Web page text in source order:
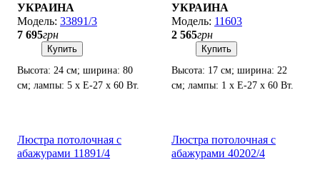
УКРАИНА
33891/3
7 695грн
Купить
Высота: 24 см; ширина: 80
см; лампы: 5 х Е-27 х 60 Вт.
УКРАИНА
11603
2 565грн
Купить
Высота: 17 см; ширина: 22
см; лампы: 1 х Е-27 х 60 Вт.
Люстра потолочная с
абажурами 11891/4
Люстра потолочная с
абажурами 40202/4